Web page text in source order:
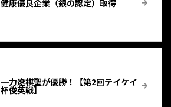
健康優良企業（銀の認定）取得
一力遼棋聖が優勝！【第2回テイケイ
杯俊英戦】